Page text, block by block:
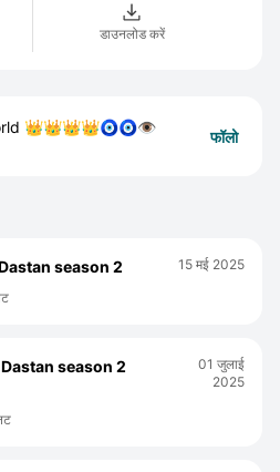
डाउनलोड करें
👑👑👑👑🧿🧿👁️
फॉलो
season 2 15 मई 2025
season 2
01 जुलाई
2025